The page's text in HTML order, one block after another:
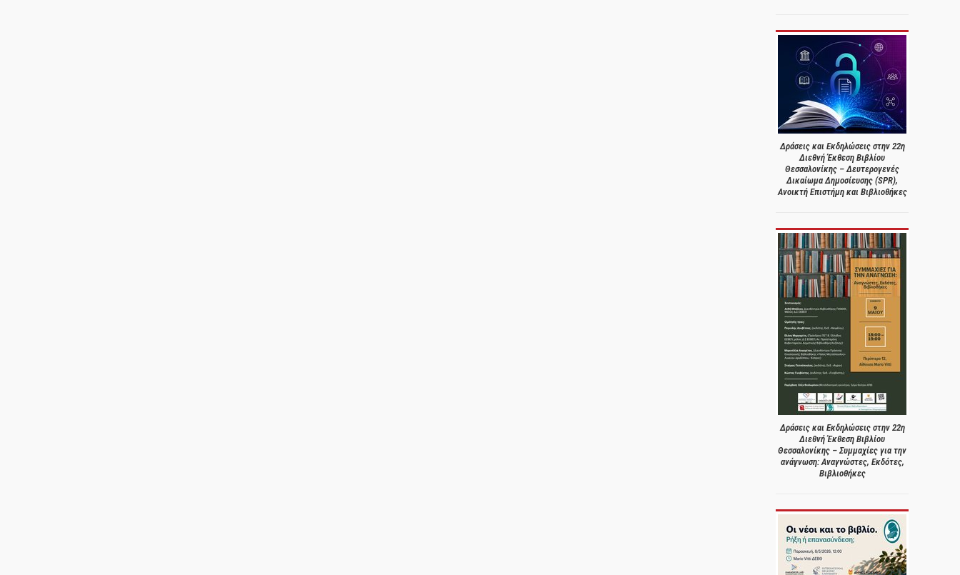
Δράσεις και Εκδηλώσεις στην 22η
Διεθνή Έκθεση Βιβλίου
Θεσσαλονίκης – Δευτερογενές
Δικαίωμα Δημοσίευσης (SPR),
Ανοικτή Επιστήμη και Βιβλιοθήκες
Δράσεις και Εκδηλώσεις στην 22η
Διεθνή Έκθεση Βιβλίου
Θεσσαλονίκης – Συμμαχίες για την
ανάγνωση: Αναγνώστες, Εκδότες,
Βιβλιοθήκες